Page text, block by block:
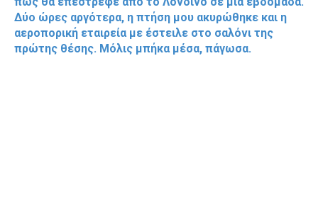
Δύο ώρες αργότερα, η πτήση μου ακυρώθηκε και η
αεροπορική εταιρεία με έστειλε στο σαλόνι της
πρώτης θέσης. Μόλις μπήκα μέσα, πάγωσα.